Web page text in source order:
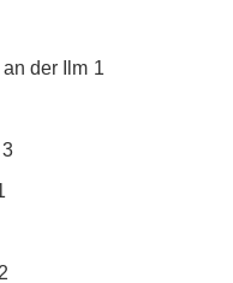
der Ilm 1
3
2